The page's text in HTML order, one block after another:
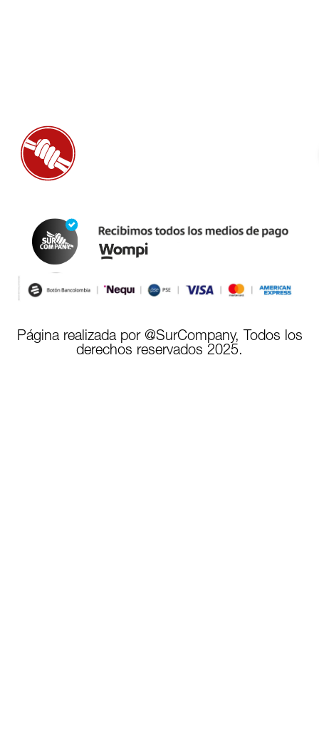
Página realizada por @SurCompany, Todos los
derechos reservados 2025.